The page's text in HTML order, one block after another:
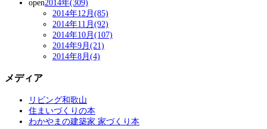
open2014年(309)
2014年12月(85)
2014年11月(92)
2014年10月(107)
2014年9月(21)
2014年8月(4)
メディア
リビング和歌山
住まいづくりの本
わかやまの建築家 家づくり本